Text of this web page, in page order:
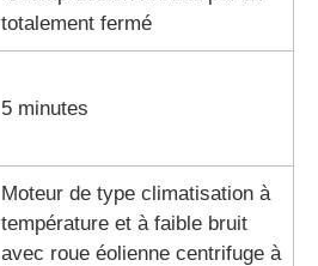
totalement fermé
5 minutes
Moteur de type climatisation à
température et à faible bruit
avec roue éolienne centrifuge à